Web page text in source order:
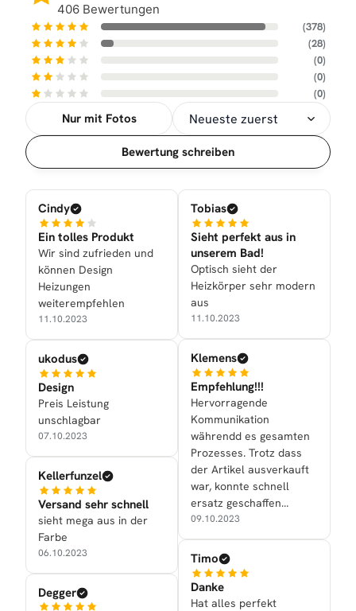
406 Bewertungen
(378)
(28)
(0)
(0)
(0)
Nur mit Fotos
Sortierung
Bewertung schreiben
Cindy
Ein tolles Produkt
Wir sind zufrieden und
können Design
Heizungen
weiterempfehlen
11.10.2023
ukodus
Design
Preis Leistung
unschlagbar
07.10.2023
Kellerfunzel
Versand sehr schnell
sieht mega aus in der
Farbe
06.10.2023
Degger
Tobias
Sieht perfekt aus in
unserem Bad!
Optisch sieht der
Heizkörper sehr modern
aus
11.10.2023
Klemens
Empfehlung!!!
Hervorragende
Kommunikation
währendd es gesamten
Prozesses. Trotz dass
der Artikel ausverkauft
war, konnte schnell
ersatz geschaffen
werden!
09.10.2023
Timo
Danke
Hat alles perfekt